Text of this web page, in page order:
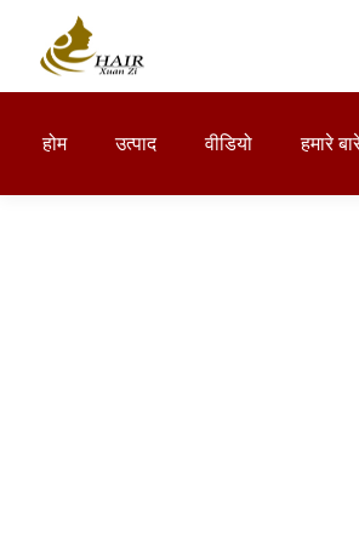
होम उत्पाद वीडियो हमारे